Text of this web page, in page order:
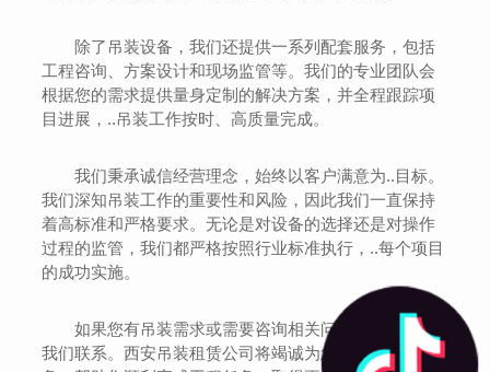
除了吊装设备，我们还提供一系列配套服务，包括
工程咨询、方案设计和现场监管等。我们的专业团队会
根据您的需求提供量身定制的解决方案，并全程跟踪项
目进展，..吊装工作按时、高质量完成。
我们秉承诚信经营理念，始终以客户满意为..目标。
我们深知吊装工作的重要性和风险，因此我们一直保持
着高标准和严格要求。无论是对设备的选择还是对操作
过程的监管，我们都严格按照行业标准执行，..每个项目
的成功实施。
如果您有吊装需求或需要咨询相关问题，请随时与
我们联系。西安吊装租赁公司将竭诚为您提供..的吊装服